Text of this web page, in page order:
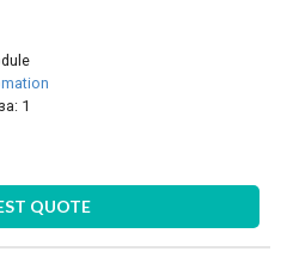
1
QUOTE